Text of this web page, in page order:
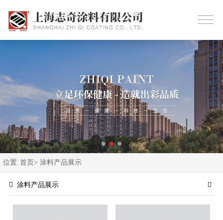
位置: 首页> 涂料产品展示
涂料产品展示